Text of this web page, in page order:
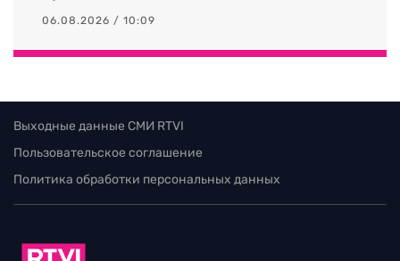
06.08.2026 / 10:09
Выходные данные СМИ RTVI
Пользовательское соглашение
Политика обработки персональных данных